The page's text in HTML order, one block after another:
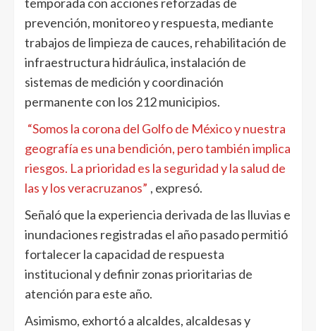
prevención, monitoreo y respuesta, mediante
trabajos de limpieza de cauces, rehabilitación de
infraestructura hidráulica, instalación de
sistemas de medición y coordinación
permanente con los 212 municipios.
“Somos la corona del Golfo de México y nuestra
geografía es una bendición, pero también implica
riesgos. La prioridad es la seguridad y la salud de
las y los veracruzanos” , expresó.
Señaló que la experiencia derivada de las lluvias e
inundaciones registradas el año pasado permitió
fortalecer la capacidad de respuesta
institucional y definir zonas prioritarias de
atención para este año.
Asimismo, exhortó a alcaldes, alcaldesas y